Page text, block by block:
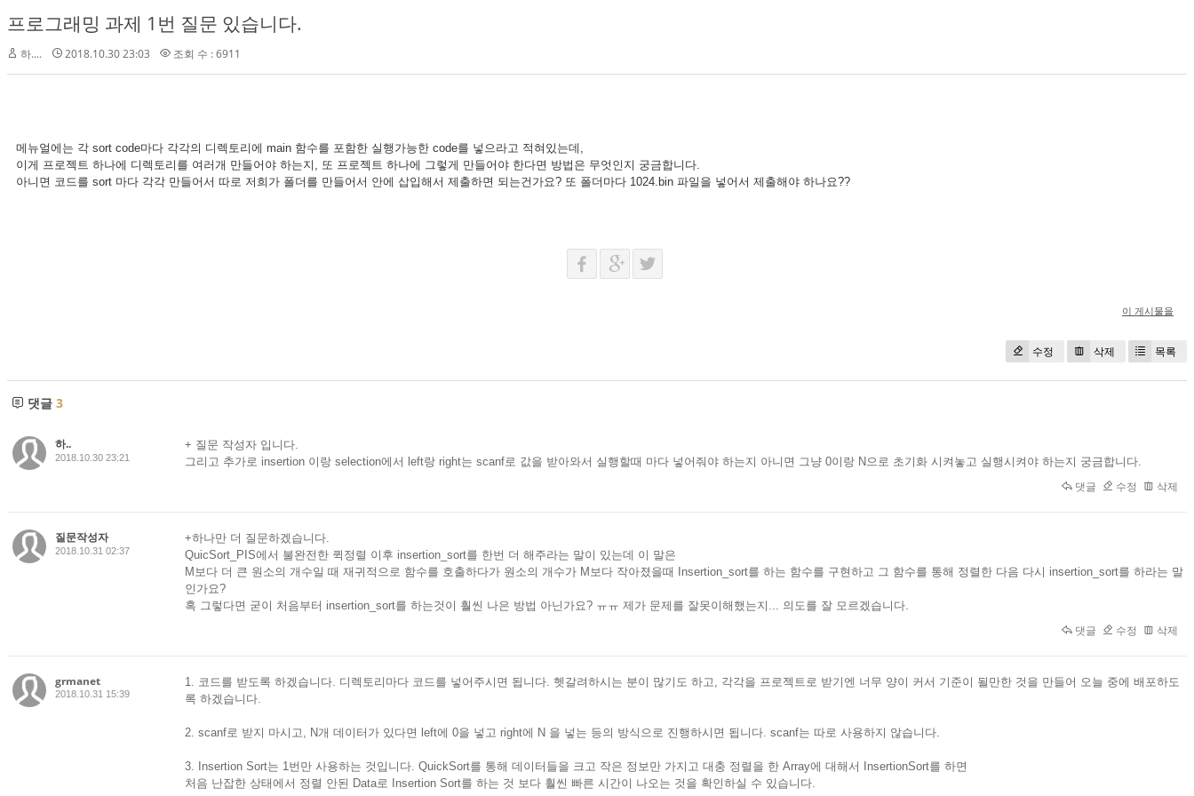
프로그래밍 과제 1번 질문 있습니다.
하.... 2018.10.30 23:03 조회 수 : 6911
메뉴얼에는 각 sort code마다 각각의 디렉토리에 main 함수를 포함한 실행가능한 code를 넣으라고 적혀있는데,
이게 프로젝트 하나에 디렉토리를 여러개 만들어야 하는지, 또 프로젝트 하나에 그렇게 만들어야 한다면 방법은 무엇인지 궁금합니다.
아니면 코드를 sort 마다 각각 만들어서 따로 저희가 폴더를 만들어서 안에 삽입해서 제출하면 되는건가요? 또 폴더마다 1024.bin 파일을 넣어서 제출해야 하나요??
이 게시물을
수정 삭제 목록
댓글 3
하..
2018.10.30 23:21
+ 질문 작성자 입니다.
그리고 추가로 insertion 이랑 selection에서 left랑 right는 scanf로 값을 받아와서 실행할때 마다 넣어줘야 하는지 아니면 그냥 0이랑 N으로 초기화 시켜놓고 실행시켜야 하는지 궁금합니다.
댓글 수정 삭제
질문작성자
2018.10.31 02:37
+하나만 더 질문하겠습니다.
QuicSort_PIS에서 불완전한 퀵정렬 이후 insertion_sort를 한번 더 해주라는 말이 있는데 이 말은
M보다 더 큰 원소의 개수일 때 재귀적으로 함수를 호출하다가 원소의 개수가 M보다 작아졌을때 Insertion_sort를 하는 함수를 구현하고 그 함수를 통해 정렬한 다음 다시 insertion_sort를 하라는 말
인가요?
혹 그렇다면 굳이 처음부터 insertion_sort를 하는것이 훨씬 나은 방법 아닌가요? ㅠㅠ 제가 문제를 잘못이해했는지... 의도를 잘 모르겠습니다.
댓글 수정 삭제
grmanet
2018.10.31 15:39
1. 코드를 받도록 하겠습니다. 디렉토리마다 코드를 넣어주시면 됩니다. 헷갈려하시는 분이 많기도 하고, 각각을 프로젝트로 받기엔 너무 양이 커서 기준이 될만한 것을 만들어 오늘 중에 배포하도
록 하겠습니다.
2. scanf로 받지 마시고, N개 데이터가 있다면 left에 0을 넣고 right에 N 을 넣는 등의 방식으로 진행하시면 됩니다. scanf는 따로 사용하지 않습니다.
3. Insertion Sort는 1번만 사용하는 것입니다. QuickSort를 통해 데이터들을 크고 작은 정보만 가지고 대충 정렬을 한 Array에 대해서 InsertionSort를 하면
처음 난잡한 상태에서 정렬 안된 Data로 Insertion Sort를 하는 것 보다 훨씬 빠른 시간이 나오는 것을 확인하실 수 있습니다.